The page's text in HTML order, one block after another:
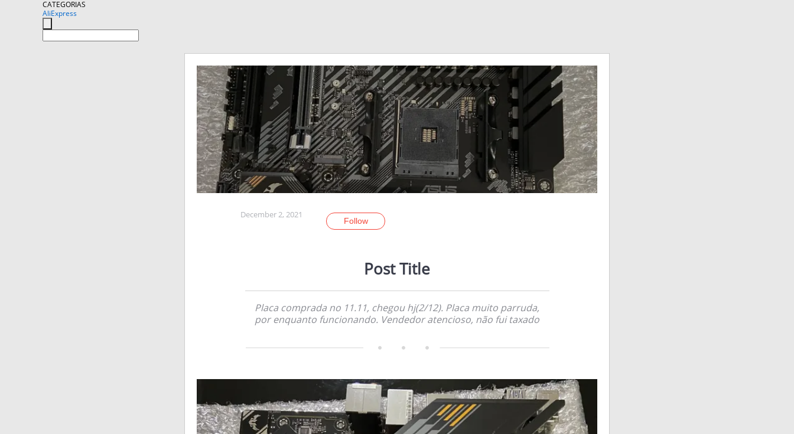
CATEGORIAS
AliExpress
December 2, 2021
Follow
Post Title
Placa comprada no 11.11, chegou hj(2/12). Placa muito parruda,
por enquanto funcionando. Vendedor atencioso, não fui taxado